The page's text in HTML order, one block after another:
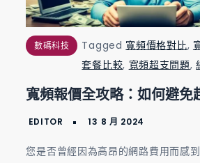
數碼科技 Tagged 寬頻價格對比,
套餐比較, 寬頻超支問題,
寬頻報價全攻略：如何避免
您是否曾經因為高昂的網路費用而感